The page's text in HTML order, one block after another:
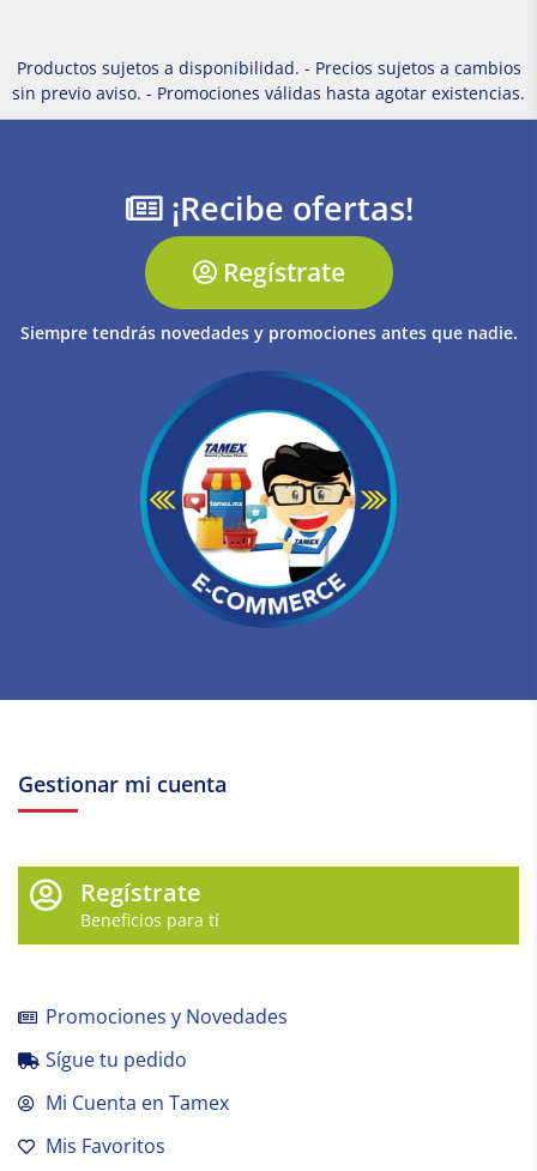
Productos sujetos a disponibilidad. - Precios sujetos a cambios
sin previo aviso. - Promociones válidas hasta agotar existencias.
¡Recibe ofertas!
Regístrate
Siempre tendrás novedades y promociones antes que nadie.
Gestionar mi cuenta
Regístrate
Beneficios para tí
Promociones y Novedades
Sígue tu pedido
Mi Cuenta en Tamex
Mis Favoritos